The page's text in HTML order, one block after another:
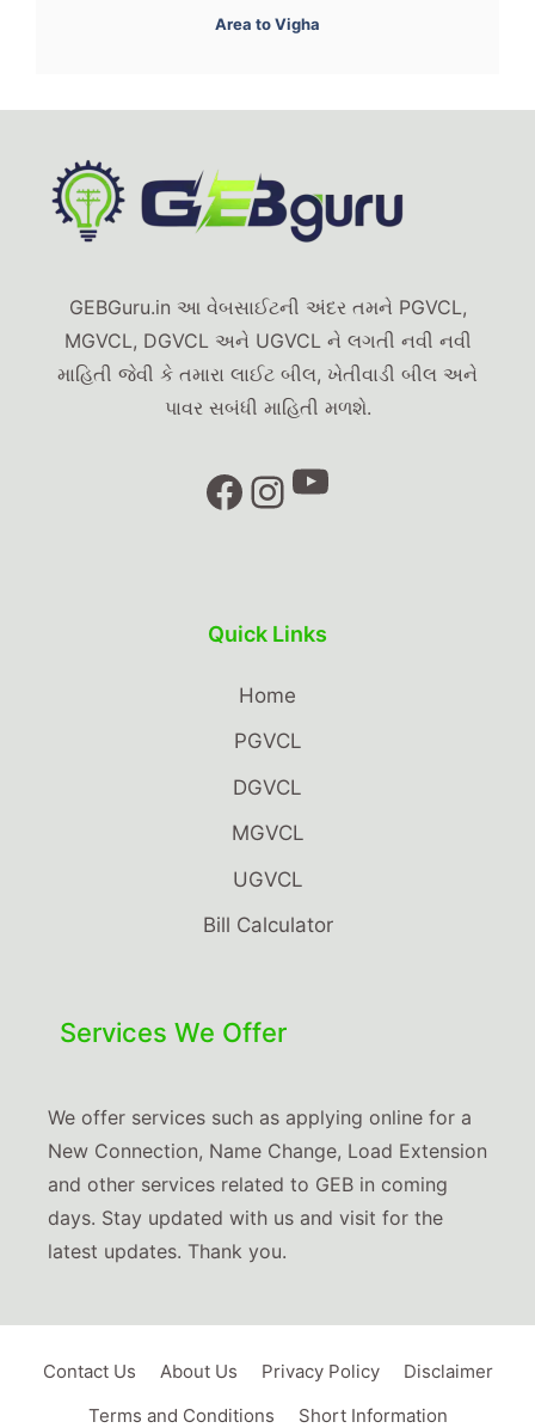
Area to Vigha
GEBGuru.in આ વેબસાઈટની અંદર તમને PGVCL,
MGVCL, DGVCL અને UGVCL ને લગતી નવી નવી
માહિતી જેવી કે તમારા લાઈટ બીલ, ખેતીવાડી બીલ અને
પાવર સબંધી માહિતી મળશે.
Facebook
Instagram
YouTube
Quick Links
Home
PGVCL
DGVCL
MGVCL
UGVCL
Bill Calculator
Services We Offer
We offer services such as applying online for a
New Connection, Name Change, Load Extension
and other services related to GEB in coming
days. Stay updated with us and visit for the
latest updates. Thank you.
Contact Us About Us Privacy Policy
Disclaimer
Terms and Conditions
Short Information